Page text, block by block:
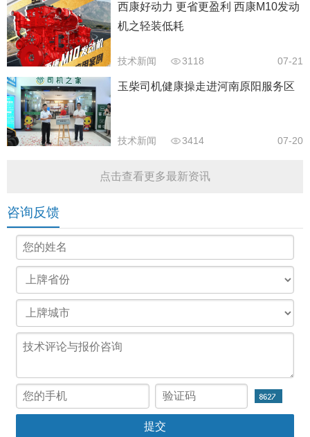
西康好动力 更省更盈利 西康M10发动
机之轻装低耗
技术新闻 3118 07-21
玉柴司机健康操走进河南原阳服务区
技术新闻 3414 07-20
点击查看更多最新资讯
咨询反馈